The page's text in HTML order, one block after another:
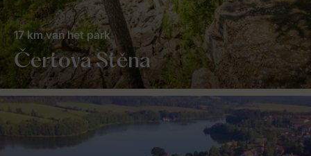
Čertova Stěna
17 km van het park